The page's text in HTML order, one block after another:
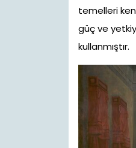
temelleri
güç ve
kullanmıştır.